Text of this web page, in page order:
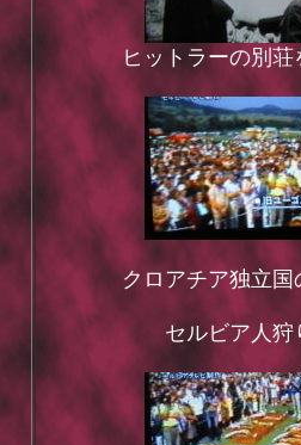
ヒットラーの別荘
クロアチア独立国
セルビア人狩